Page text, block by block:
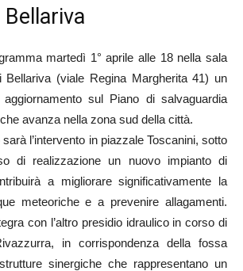
martedì 1° aprile alle 18 nella sala
Bellariva (viale Regina Margherita 41) un
sul Piano di salvaguardia
avanza nella zona sud della città.
sarà l’intervento in piazzale Toscanini, sotto
di realizzazione un nuovo impianto di
a migliorare significativamente la
meteoriche e a prevenire allagamenti.
con l’altro presidio idraulico in corso di
in corrispondenza della fossa
sinergiche che rappresentano un